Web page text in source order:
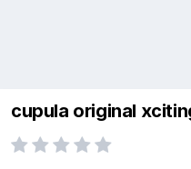
cupula original